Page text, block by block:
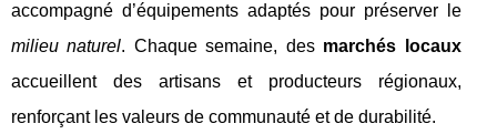
accompagné d’équipements adaptés pour préserver le
milieu naturel. Chaque semaine, des marchés locaux
accueillent des artisans et producteurs régionaux,
renforçant les valeurs de communauté et de durabilité.